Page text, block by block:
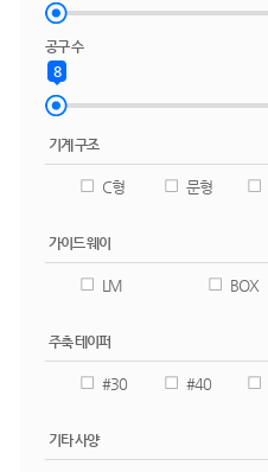
공구 수
8
기계 구조
C형 문형
가이드 웨이
LM BOX
주축 테이퍼
#30 #40
기타 사양